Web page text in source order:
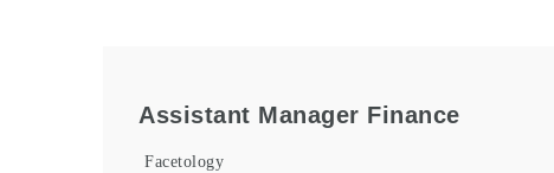
Assistant Manager Finance
Facetology